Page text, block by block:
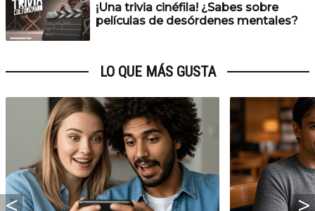
¡Una trivia cinéfila! ¿Sabes sobre
películas de desórdenes mentales?
LO QUE MÁS GUSTA